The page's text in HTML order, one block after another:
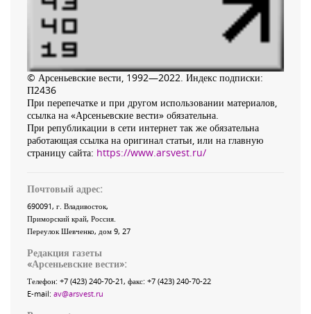
© Арсеньевские вести, 1992—2022. Индекс подписки:
П2436
При перепечатке и при другом использовании материалов,
ссылка на «Арсеньевские вести» обязательна.
При републикации в сети интернет так же обязательна
работающая ссылка на оригинал статьи, или на главную
страницу сайта: https://www.arsvest.ru/
Почтовый адрес:
690091, г. Владивосток,
Приморский край, Россия
Переулок Шевченко, дом 9, 27
Редакция газеты
«Арсеньевские вести»:
Телефон: +7 (423) 240-70-21, факс: +7 (423) 240-70-22
E-mail: av@arsvest.ru